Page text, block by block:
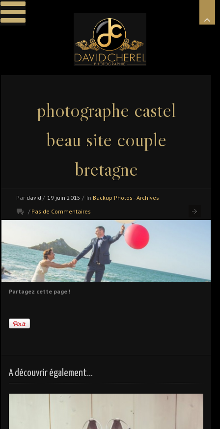
photographe castel
beau site couple
bretagne
Par david / 19 juin 2015 / In Backup Photos - Archives
/ Pas de Commentaires
Partagez cette page !
A découvrir également...